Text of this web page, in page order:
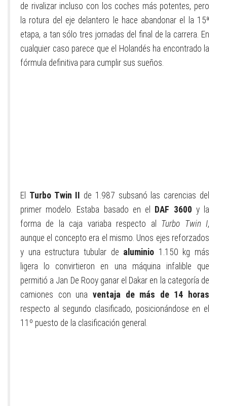
de rivalizar incluso con los coches más potentes, pero
la rotura del eje delantero le hace abandonar el la 15ª
etapa, a tan sólo tres jornadas del final de la carrera. En
cualquier caso parece que el Holandés ha encontrado la
fórmula definitiva para cumplir sus sueños.
El Turbo Twin II de 1.987 subsanó las carencias del
primer modelo. Estaba basado en el DAF 3600 y la
forma de la caja variaba respecto al Turbo Twin I,
aunque el concepto era el mismo. Unos ejes reforzados
y una estructura tubular de aluminio 1.150 kg más
ligera lo convirtieron en una máquina infalible que
permitió a Jan De Rooy ganar el Dakar en la categoría de
camiones con una ventaja de más de 14 horas
respecto al segundo clasificado, posicionándose en el
11º puesto de la clasificación general.